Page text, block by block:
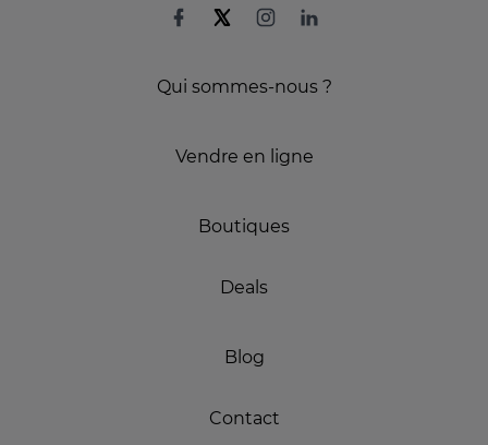
Qui sommes-nous ?
Vendre en ligne
Boutiques
Deals
Blog
Contact